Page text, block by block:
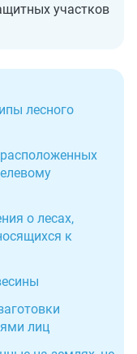
участков
лесного
о лесах,
к
лиц